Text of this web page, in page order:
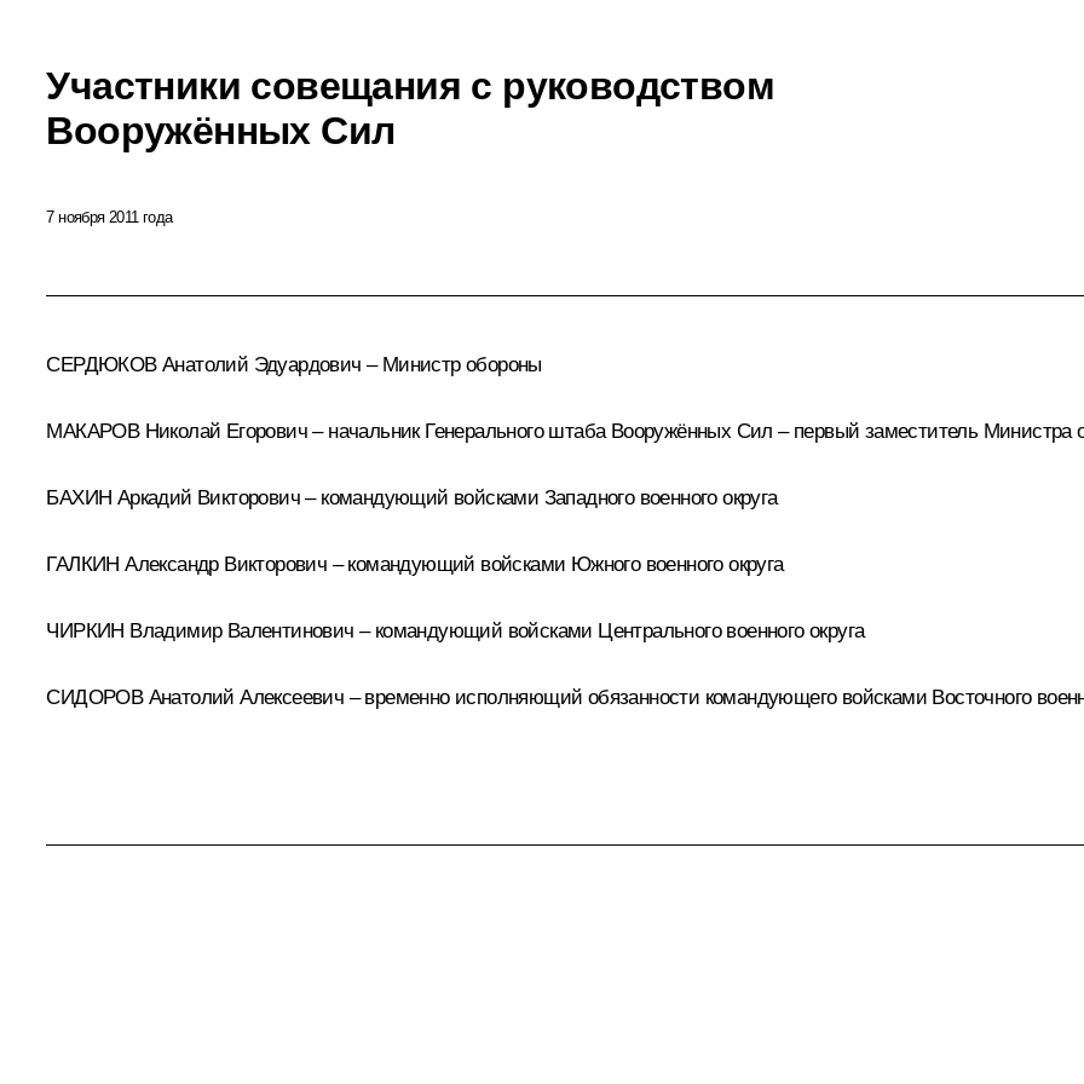
Участники совещания с руководством
Вооружённых Сил
7 ноября 2011 года
СЕРДЮКОВ Анатолий Эдуардович – Министр обороны
МАКАРОВ Николай Егорович – начальник Генерального штаба Вооружённых Сил – первый заместитель Министра
БАХИН Аркадий Викторович – командующий войсками Западного военного округа
ГАЛКИН Александр Викторович – командующий войсками Южного военного округа
ЧИРКИН Владимир Валентинович – командующий войсками Центрального военного округа
СИДОРОВ Анатолий Алексеевич – временно исполняющий обязанности командующего войсками Восточного